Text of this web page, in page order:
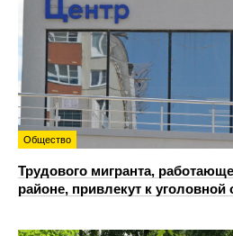
Общество
Трудового мигранта,
районе, привлекут к уголовной